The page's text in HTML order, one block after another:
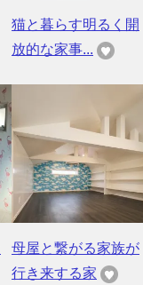
猫と暮らす明るく開
放的な家事...
母屋と繋がる家族が
行き来する家